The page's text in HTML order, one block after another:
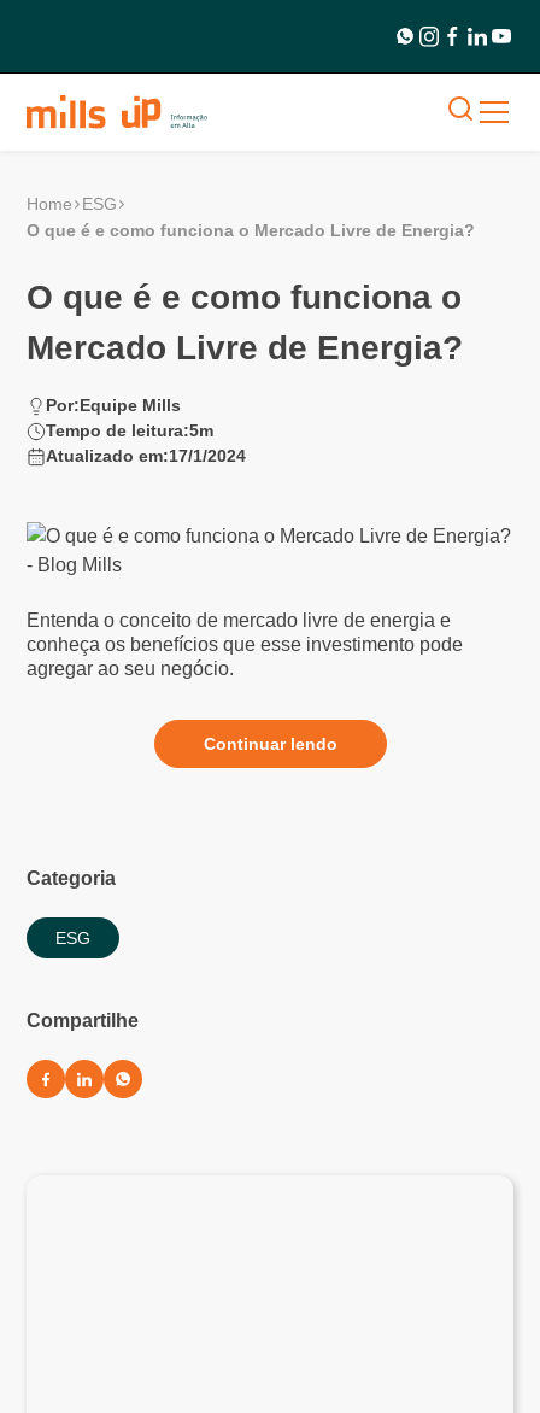
Home
ESG
O que é e como funciona o Mercado Livre de Energia?
O que é e como funciona o
Mercado Livre de Energia?
Por:Equipe Mills
Tempo de leitura:5m
Atualizado em:17/1/2024
Categoria
ESG
Compartilhe
Entenda o conceito de mercado livre de energia e
conheça os benefícios que esse investimento pode
agregar ao seu negócio.
Continuar lendo